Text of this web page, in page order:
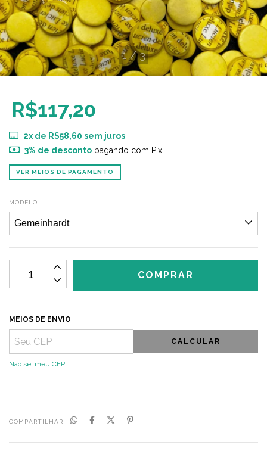
1/3
R$117,20
2x de R$58,60 sem juros
3% de descontopagando com Pix
VER MEIOS DE PAGAMENTO
MODELO
MEIOS DE ENVIO
CALCULAR
Não sei meu CEP
COMPARTILHAR